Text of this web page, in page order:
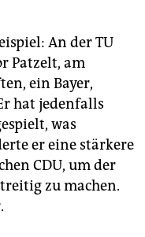
An der TU
Patzelt, am
ein Bayer,
hat jedenfalls
was
er eine stärkere
CDU, um der
zu machen.